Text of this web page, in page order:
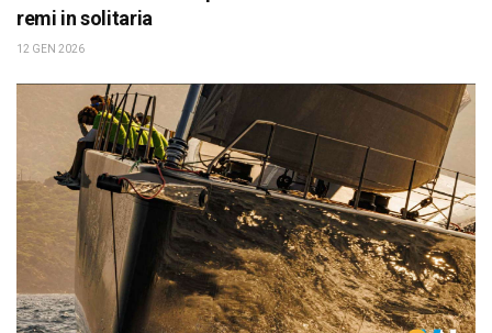
remi in solitaria
12 GEN 2026